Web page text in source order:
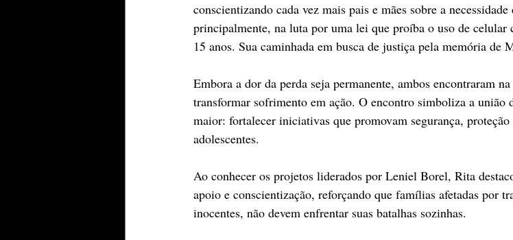
conscientizando cada vez mais pais e mães sobre a
principalmente, na luta por uma lei que proíba o uso de celular
15 anos. Sua caminhada em busca de justiça pela memória de
Embora a dor da perda seja permanente, ambos encontraram
transformar sofrimento em ação. O encontro simboliza a união
maior: fortalecer iniciativas que promovam segurança,
adolescentes.
Ao conhecer os projetos liderados por Leniel Borel, Rita
apoio e conscientização, reforçando que famílias afetadas por
inocentes, não devem enfrentar suas batalhas sozinhas.